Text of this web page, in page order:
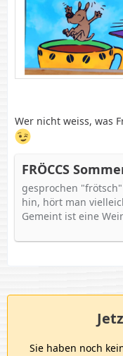
Wer nicht weiss, was
FRÖCCS
gesprochen
hin, hört man
Gemeint ist eine
Sie haben noch